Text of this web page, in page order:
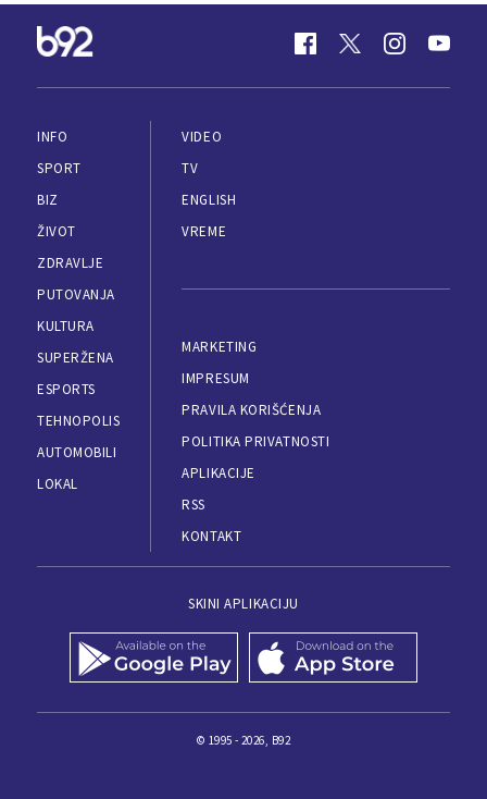
INFO
SPORT
BIZ
ŽIVOT
ZDRAVLJE
PUTOVANJA
KULTURA
SUPERŽENA
ESPORTS
TEHNOPOLIS
AUTOMOBILI
LOKAL
VIDEO
TV
ENGLISH
VREME
MARKETING
IMPRESUM
PRAVILA KORIŠĆENJA
POLITIKA PRIVATNOSTI
APLIKACIJE
RSS
KONTAKT
SKINI APLIKACIJU
© 1995 - 2026, B92